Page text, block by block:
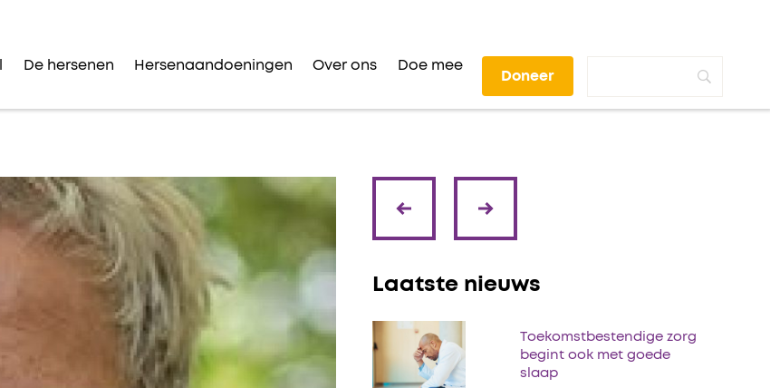
De hersenen Hersenaandoeningen Over ons Doe mee
Doneer
Laatste nieuws
Toekomstbestendige zorg
begint ook met goede
slaap